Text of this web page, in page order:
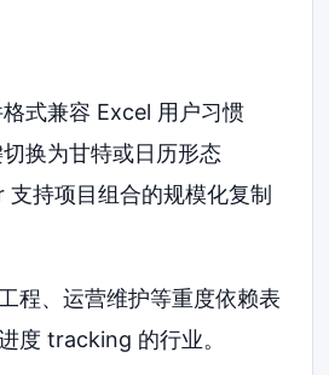
式兼容 Excel 用户习惯
换为甘特或日历形态
持项目组合的规模化复制
程、运营维护等重度依赖表
度 tracking 的行业。